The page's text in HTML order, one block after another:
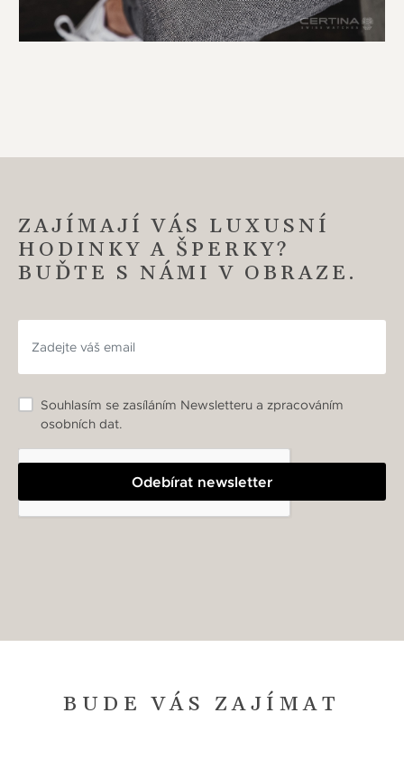
ZAJÍMAJÍ VÁS LUXUSNÍ
HODINKY A ŠPERKY?
BUĎTE S NÁMI V OBRAZE.
Odebírat newsletter
Souhlasím se zasíláním Newsletteru a zpracováním
osobních dat.
BUDE VÁS ZAJÍMAT